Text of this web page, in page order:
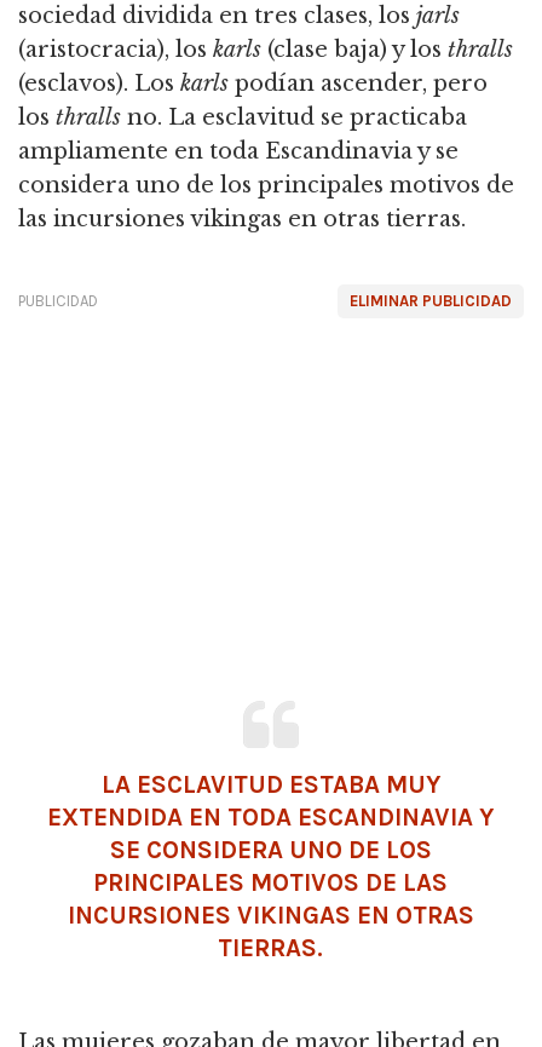
sociedad dividida en tres clases, los jarls
(aristocracia), los karls (clase baja) y los thralls
(esclavos). Los karls podían ascender, pero
los thralls no. La esclavitud se practicaba
ampliamente en toda Escandinavia y se
considera uno de los principales motivos de
las incursiones vikingas en otras tierras.
ELIMINAR PUBLICIDAD
PUBLICIDAD
LA ESCLAVITUD ESTABA MUY
EXTENDIDA EN TODA ESCANDINAVIA Y
SE CONSIDERA UNO DE LOS
PRINCIPALES MOTIVOS DE LAS
INCURSIONES VIKINGAS EN OTRAS
TIERRAS.